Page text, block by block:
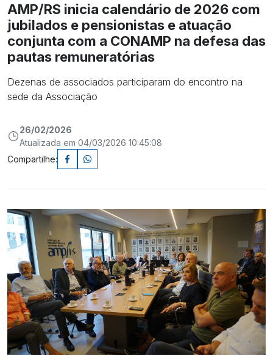
AMP/RS inicia calendário de 2026 com
jubilados e pensionistas e atuação
conjunta com a CONAMP na defesa das
pautas remuneratórias
Dezenas de associados participaram do encontro na
sede da Associação
26/02/2026
Atualizada em 04/03/2026 10:45:08
Compartilhe: